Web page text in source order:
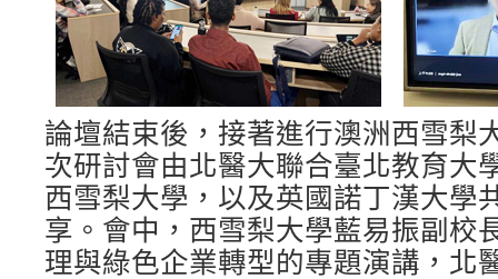
論壇結束後，接著進行澳洲西雪梨
次研討會由北醫大聯合臺北教育大
西雪梨大學，以及英國諾丁漢大學
享。會中，西雪梨大學藍易振副校
理與綠色企業轉型的專題演講，北